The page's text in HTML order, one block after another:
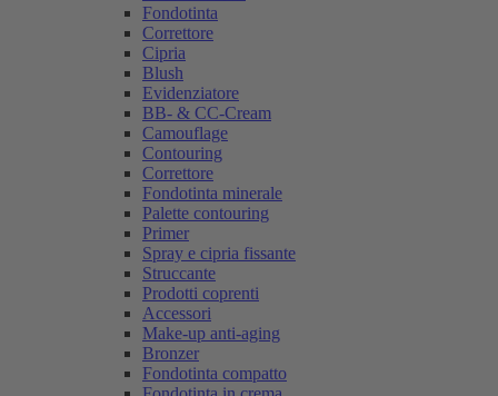
Fondotinta
Correttore
Cipria
Blush
Evidenziatore
BB- & CC-Cream
Camouflage
Contouring
Correttore
Fondotinta minerale
Palette contouring
Primer
Spray e cipria fissante
Struccante
Prodotti coprenti
Accessori
Make-up anti-aging
Bronzer
Fondotinta compatto